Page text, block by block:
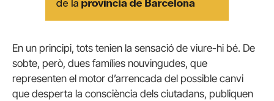
En un principi, tots tenien la sensació de viure-hi bé. De
sobte, però, dues famílies nouvingudes, que
representen el motor d’arrencada del possible canvi
que desperta la consciència dels ciutadans, publiquen